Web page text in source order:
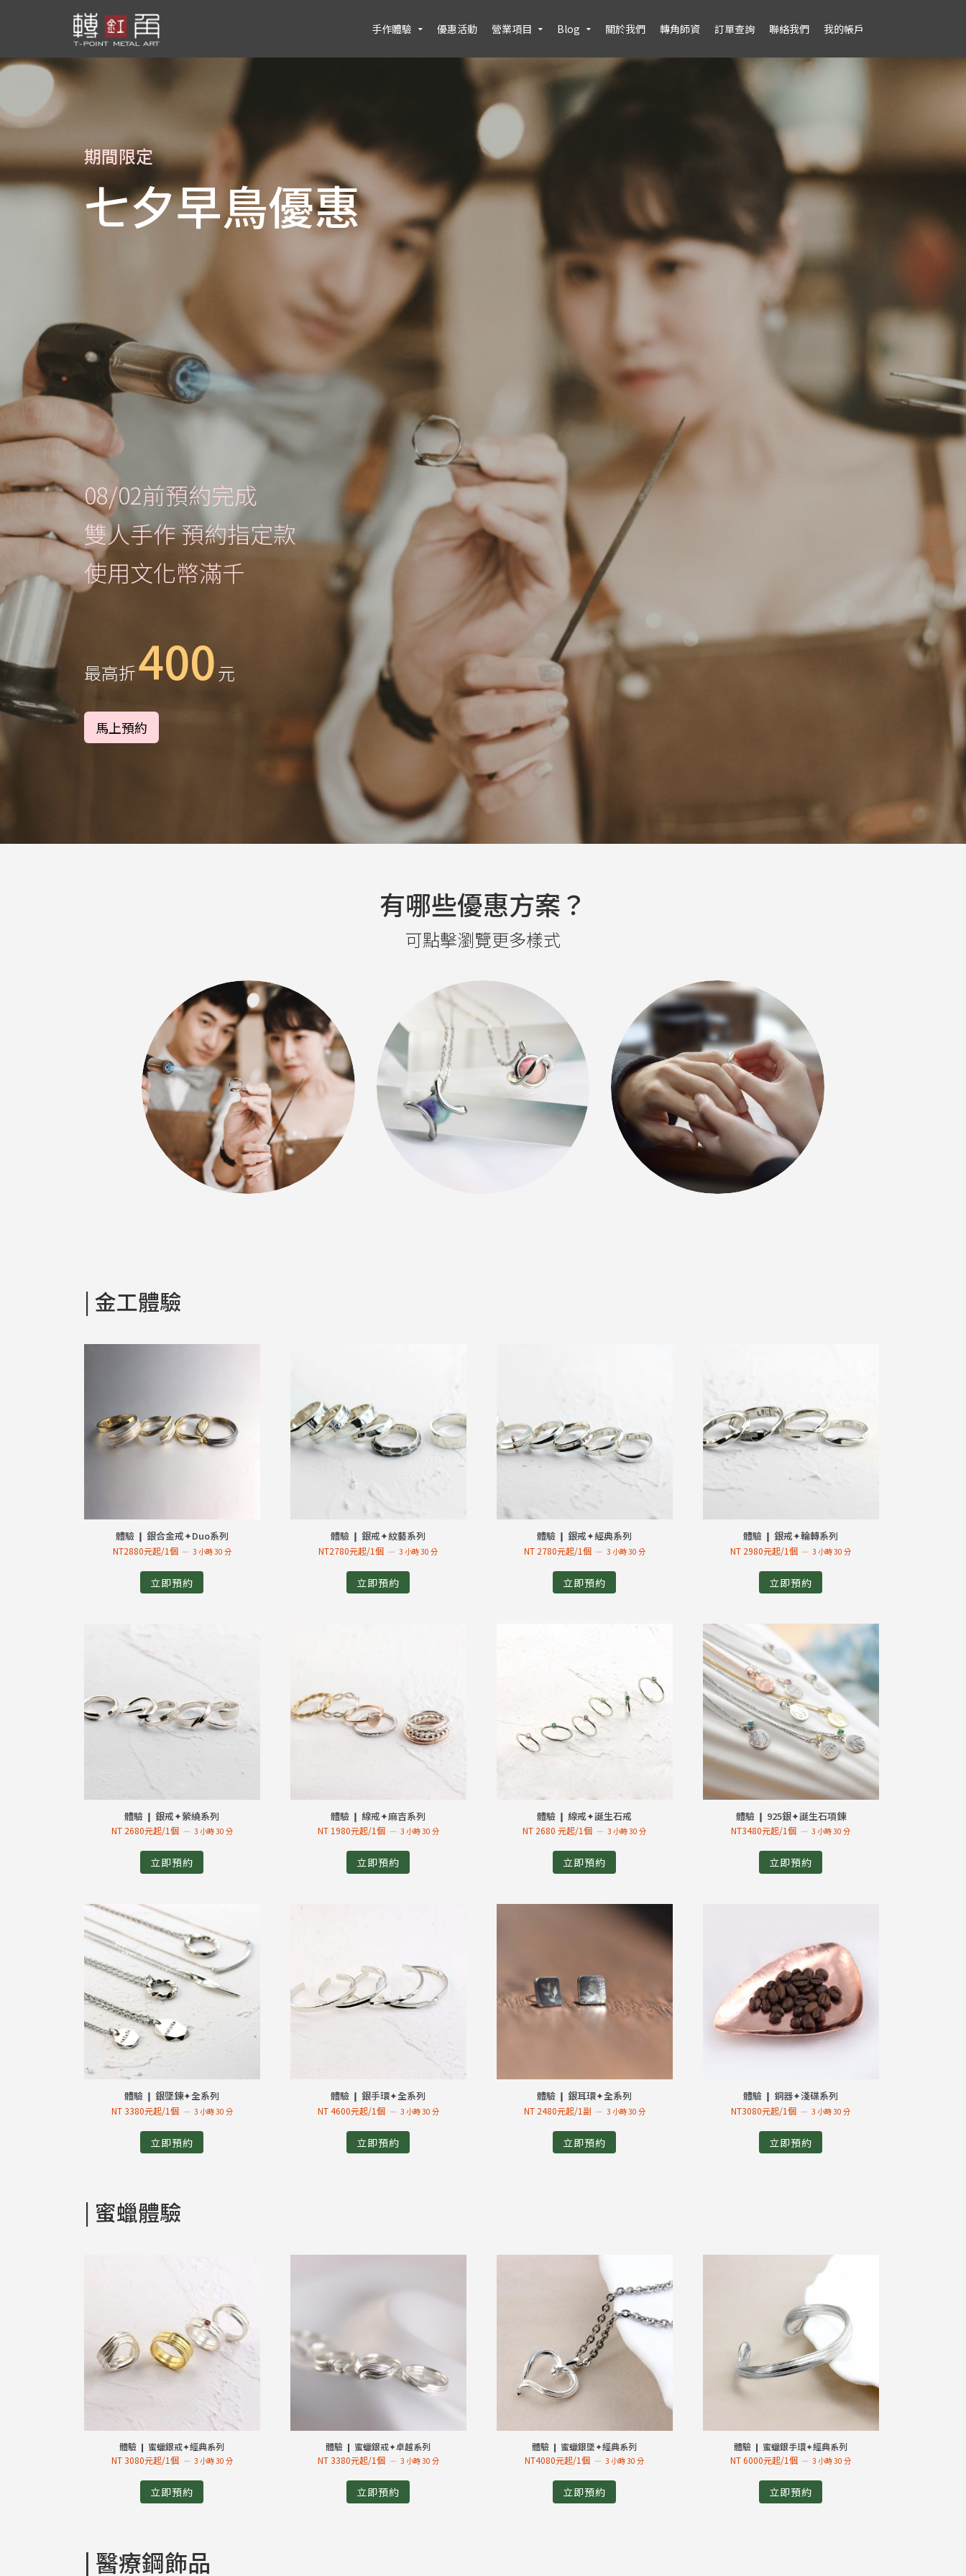
手作體驗 優惠活動 營業項目 Blog 關於我們 轉角師資 訂單查詢 聯絡我們 我的帳戶
期間限定
七夕早鳥優惠
08/02前預約完成
雙人手作 預約指定款
使用文化幣滿千
最高折400元
馬上預約
有哪些優惠方案？
可點擊瀏覽更多樣式
| 金工體驗
體驗 ❙ 銀合金戒✦Duo系列
NT2880元起/1個 3 小時 30 分
立即預約
體驗 ❙ 銀戒✦紋藝系列
NT2780元起/1個 3 小時 30 分
立即預約
體驗 ❙ 銀戒✦經典系列
NT 2780元起/1個 3 小時 30 分
立即預約
體驗 ❙ 銀戒✦輪轉系列
NT 2980元起/1個 3 小時 30 分
立即預約
體驗 ❙ 銀戒✦縈繞系列
NT 2680元起/1個 3 小時 30 分
立即預約
體驗 ❙ 線戒✦麻吉系列
NT 1980元起/1個 3 小時 30 分
立即預約
體驗 ❙ 線戒✦誕生石戒
NT 2680 元起/1個 3 小時 30 分
立即預約
體驗 ❙ 925銀✦誕生石項鍊
NT3480元起/1個 3 小時 30 分
立即預約
體驗 ❙ 銀墜鍊✦全系列
NT 3380元起/1個 3 小時 30 分
立即預約
體驗 ❙ 銀手環✦全系列
NT 4600元起/1個 3 小時 30 分
立即預約
體驗 ❙ 銀耳環✦全系列
NT 2480元起/1副 3 小時 30 分
立即預約
體驗 ❙ 銅器✦淺碟系列
NT3080元起/1個 3 小時 30 分
立即預約
| 蜜蠟體驗
體驗 ❙ 蜜蠟銀戒✦經典系列
NT 3080元起/1個
3 小時 30 分
立即預約
體驗 ❙ 蜜蠟銀戒✦卓越系列
NT 3380元起/1個
3 小時 30 分
立即預約
體驗 ❙ 蜜蠟銀墜✦經典系列
NT4080元起/1個
3 小時 30 分
立即預約
體驗 ❙ 蜜蠟銀手環✦經典系列
NT 6000元起/1個
3 小時 30 分
立即預約
| 醫療鋼飾品